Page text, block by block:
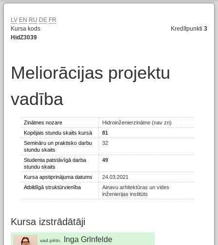
LV EN RU DE FR
Kursa kods
HidZ3039
Kredītpunkti3
Meliorācijas projektu
vadība
Zinātnes nozare
Hidroinženierzinātne (nav zn)
Kopējais stundu skaits kursā
81
Semināru un praktisko darbu
stundu skaits
32
Studenta patstāvīgā darba
stundu skaits
49
Kursa apstiprinājuma datums
24.03.2021
Atbildīgā struktūrvienība
Ainavu arhitektūras un vides
inženierijas institūts
Kursa izstrādātāji
vad.pētn. Inga Grīnfelde